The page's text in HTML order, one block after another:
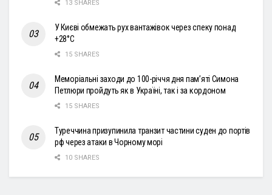
13 SHARES
У Києві обмежать рух вантажівок через спеку понад
+28°С
15 SHARES
Меморіальні заходи до 100-річчя дня пам’яті Симона
Петлюри пройдуть як в Україні, так і за кордоном
15 SHARES
Туреччина призупинила транзит частини суден до портів
рф через атаки в Чорному морі
10 SHARES